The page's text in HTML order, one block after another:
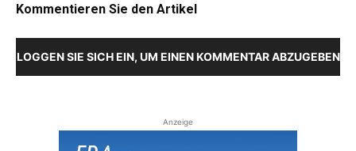
Kommentieren Sie den Artikel
LOGGEN SIE SICH EIN, UM EINEN KOMMENTAR ABZUGEBEN
Anzeige